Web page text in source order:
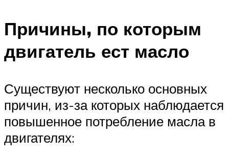
Причины, по которым
двигатель ест масло
Существуют несколько основных
причин, из-за которых наблюдается
повышенное потребление масла в
двигателях: